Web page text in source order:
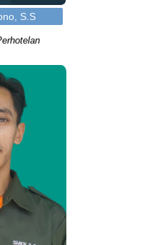
S.S